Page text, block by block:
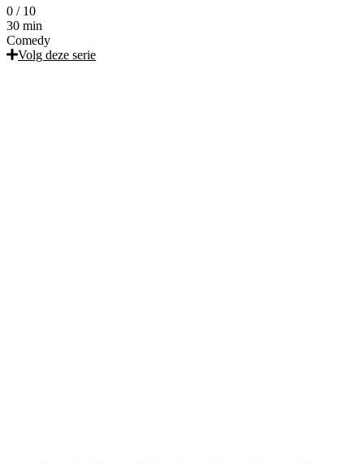
0 / 10
30 min
Comedy
Volg deze serie